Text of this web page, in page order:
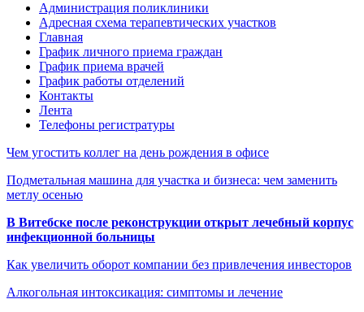
Администрация поликлиники
Адресная схема терапевтических участков
Главная
График личного приема граждан
График приема врачей
График работы отделений
Контакты
Лента
Телефоны регистратуры
Чем угостить коллег на день рождения в офисе
Подметальная машина для участка и бизнеса: чем заменить
метлу осенью
В Витебске после реконструкции открыт лечебный корпус
инфекционной больницы
Как увеличить оборот компании без привлечения инвесторов
Алкогольная интоксикация: симптомы и лечение